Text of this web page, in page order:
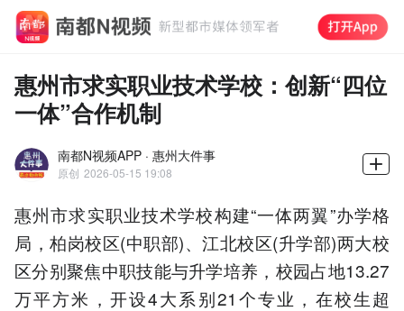
惠州市求实职业技术学校：创新“四位
一体”合作机制
南都N视频APP · 惠州大件事
原创 2026-05-15 19:08
惠州市求实职业技术学校构建“一体两翼”办学格
局，柏岗校区(中职部)、江北校区(升学部)两大校
区分别聚焦中职技能与升学培养，校园占地13.27
万平方米，开设4大系别21个专业，在校生超